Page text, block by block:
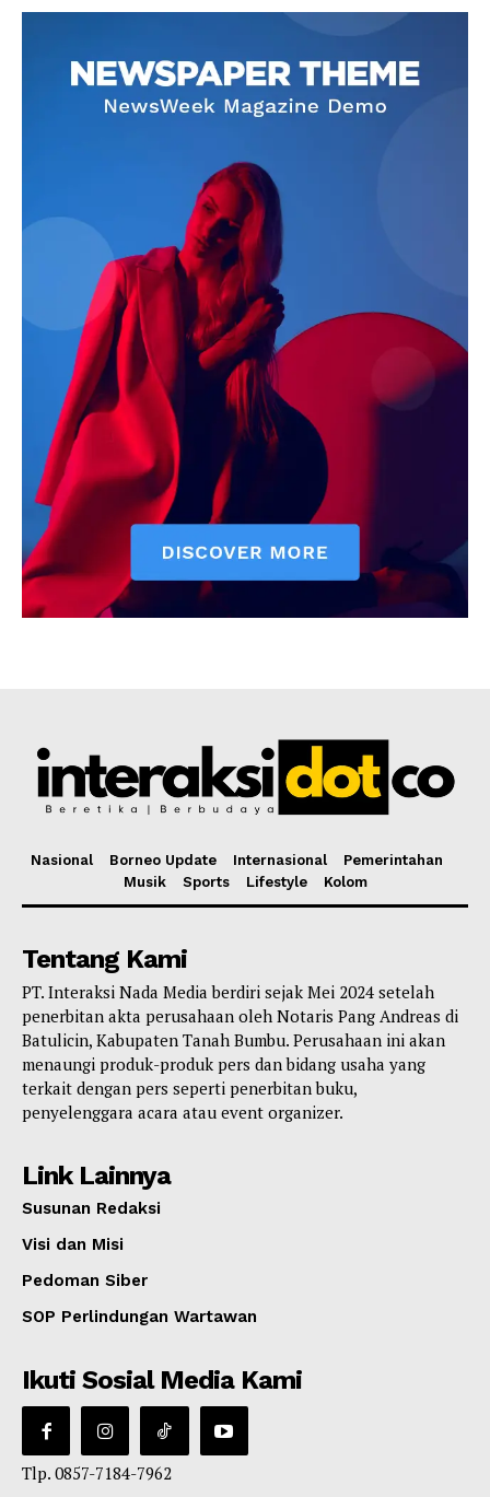
Nasional Borneo Update Internasional
Pemerintahan
Musik
Sports Lifestyle Kolom
Tentang Kami
PT. Interaksi Nada Media berdiri sejak Mei 2024 setelah
penerbitan akta perusahaan oleh Notaris Pang Andreas di
Batulicin, Kabupaten Tanah Bumbu. Perusahaan ini akan
menaungi produk-produk pers dan bidang usaha yang
terkait dengan pers seperti penerbitan buku,
penyelenggara acara atau event organizer.
Link Lainnya
Susunan Redaksi
Visi dan Misi
Pedoman Siber
SOP Perlindungan Wartawan
Ikuti Sosial Media Kami
Tlp. 0857-7184-7962